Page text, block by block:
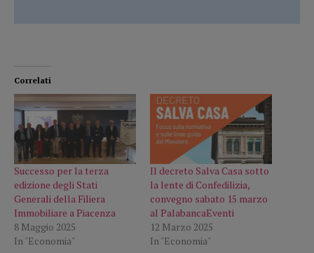
Correlati
Successo per la terza
edizione degli Stati
Generali della Filiera
Immobiliare a Piacenza
8 Maggio 2025
In "Economia"
Il decreto Salva Casa sotto
la lente di Confedilizia,
convegno sabato 15 marzo
al PalabancaEventi
12 Marzo 2025
In "Economia"